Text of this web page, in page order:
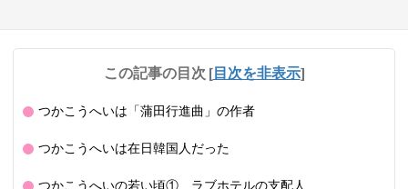
この記事の目次 [目次を非表示]
つかこうへいは「蒲田行進曲」の作者
つかこうへいは在日韓国人だった
つかこうへいの若い頃① ラブホテルの支配人